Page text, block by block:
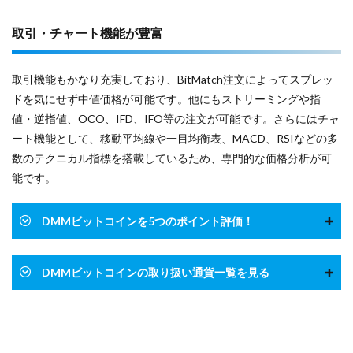
取引・チャート機能が豊富
取引機能もかなり充実しており、BitMatch注文によってスプレッ
ドを気にせず中値価格が可能です。他にもストリーミングや指
値・逆指値、OCO、IFD、IFO等の注文が可能です。さらにはチャ
ート機能として、移動平均線や一目均衡表、MACD、RSIなどの多
数のテクニカル指標を搭載しているため、専門的な価格分析が可
能です。
DMMビットコインを5つのポイント評価！
DMMビットコインの取り扱い通貨一覧を見る